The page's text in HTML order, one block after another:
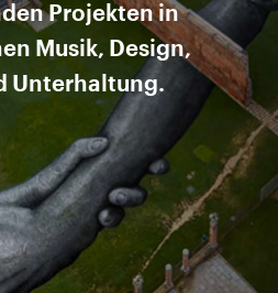
Projekten in
Musik, Design,
Unterhaltung.